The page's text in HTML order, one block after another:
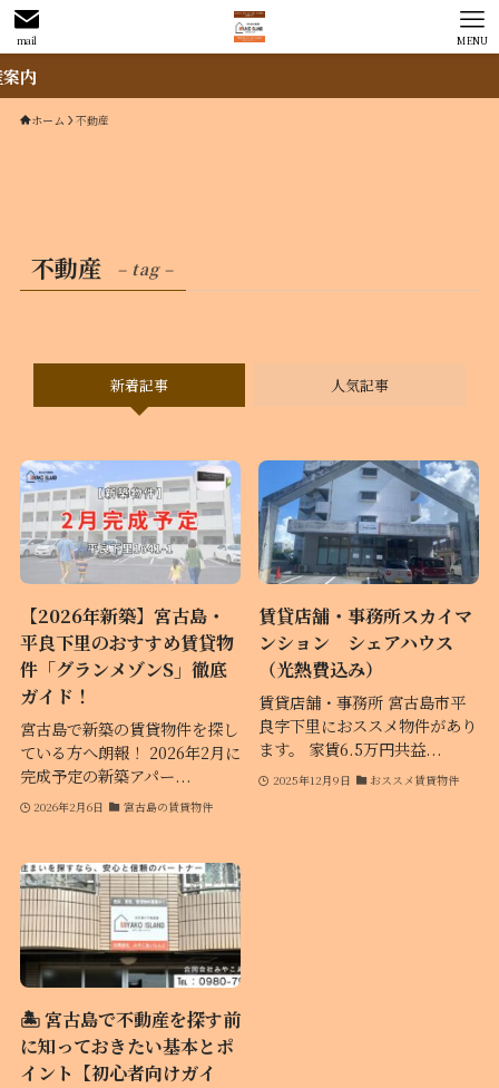
mail MENU
ホーム 不動産
不動産 – tag –
新着記事 人気記事
【2026年新築】宮古島・
平良下里のおすすめ賃貸物
件「グランメゾンS」徹底
ガイド！
宮古島で新築の賃貸物件を探し
ている方へ朗報！ 2026年2月に
完成予定の新築アパー...
2026年2月6日 宮古島の賃貸物件
賃貸店舗・事務所スカイマ
ンション シェアハウス
（光熱費込み）
賃貸店舗・事務所 宮古島市平
良字下里におススメ物件があり
ます。 家賃6.5万円共益...
2025年12月9日 おススメ賃貸物件
🏝️ 宮古島で不動産を探す前
に知っておきたい基本とポ
イント【初心者向けガイ